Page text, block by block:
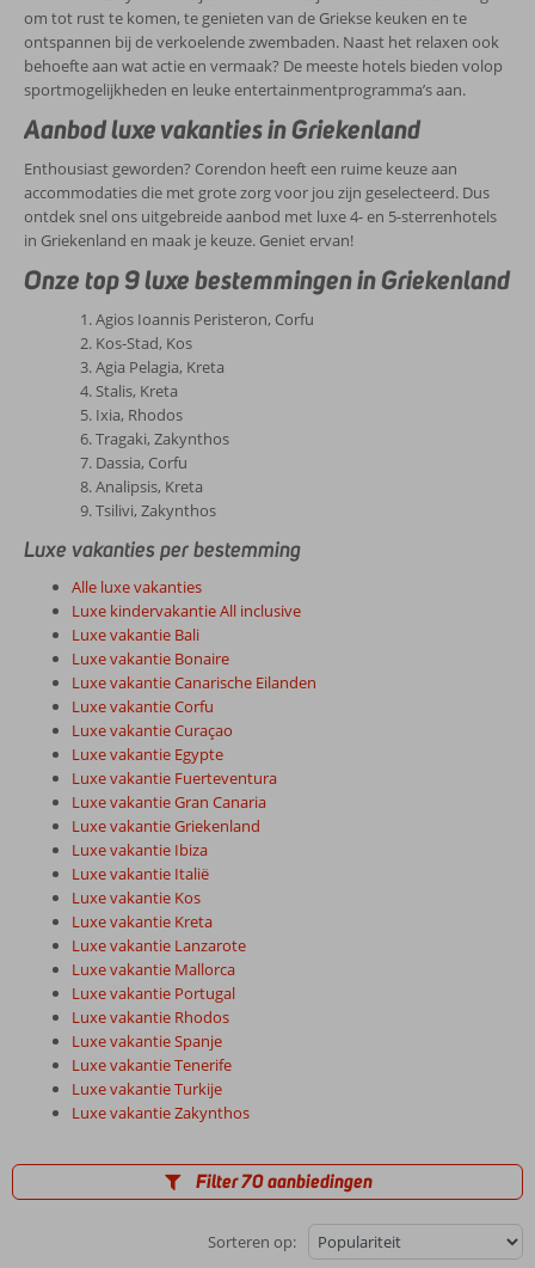
om tot rust te komen, te genieten van de Griekse keuken en te
ontspannen bij de verkoelende zwembaden. Naast het relaxen ook
behoefte aan wat actie en vermaak? De meeste hotels bieden volop
sportmogelijkheden en leuke entertainmentprogramma’s aan.
Aanbod luxe vakanties in Griekenland
Enthousiast geworden? Corendon heeft een ruime keuze aan
accommodaties die met grote zorg voor jou zijn geselecteerd. Dus
ontdek snel ons uitgebreide aanbod met luxe 4- en 5-sterrenhotels
in Griekenland en maak je keuze. Geniet ervan!
Onze top 9 luxe bestemmingen in Griekenland
Agios Ioannis Peristeron, Corfu
Kos-Stad, Kos
Agia Pelagia, Kreta
Stalis, Kreta
Ixia, Rhodos
Tragaki, Zakynthos
Dassia, Corfu
Analipsis, Kreta
Tsilivi, Zakynthos
Luxe vakanties per bestemming
Alle luxe vakanties
Luxe kindervakantie All inclusive
Luxe vakantie Bali
Luxe vakantie Bonaire
Luxe vakantie Canarische Eilanden
Luxe vakantie Corfu
Luxe vakantie Curaçao
Luxe vakantie Egypte
Luxe vakantie Fuerteventura
Luxe vakantie Gran Canaria
Luxe vakantie Griekenland
Luxe vakantie Ibiza
Luxe vakantie Italië
Luxe vakantie Kos
Luxe vakantie Kreta
Luxe vakantie Lanzarote
Luxe vakantie Mallorca
Luxe vakantie Portugal
Luxe vakantie Rhodos
Luxe vakantie Spanje
Luxe vakantie Tenerife
Luxe vakantie Turkije
Luxe vakantie Zakynthos
Filter 70 aanbiedingen
Sorteren op: